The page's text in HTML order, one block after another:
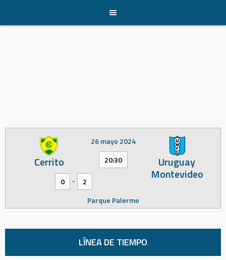
content
Cerrito Uruguay
Montevideo
26 mayo 2024
20:30
0 -
2
Parque Palermo
LÍNEA DE TIEMPO